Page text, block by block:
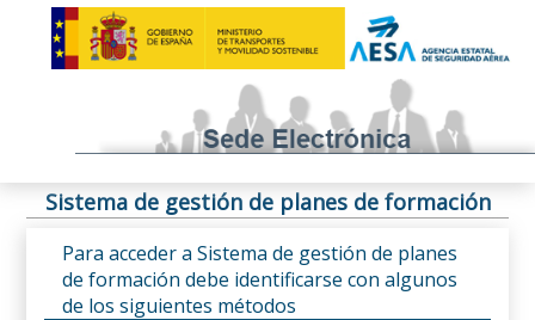
Sistema de gestión de planes de formación
Para acceder a Sistema de gestión de planes
de formación debe identificarse con algunos
de los siguientes métodos